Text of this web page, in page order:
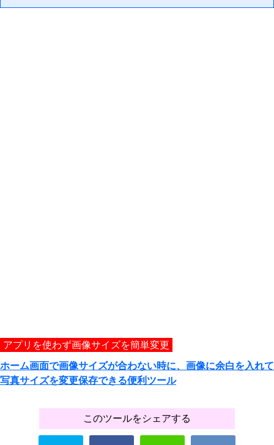
アプリを使わず画像サイズを簡単変更
ホーム画面で画像サイズが合わない時に、画像に余白を入れて
写真サイズを変更保存できる便利ツール
このツールをシェアする